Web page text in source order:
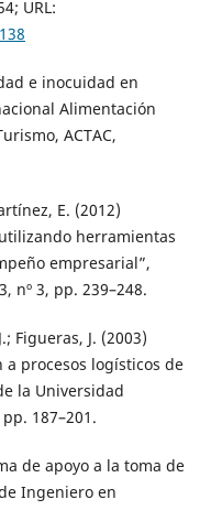
URL:
e inocuidad en
Alimentación
ACTAC,
E. (2012)
herramientas
empresarial”,
nº 3, pp. 239–248.
Figueras, J. (2003)
a procesos logísticos de
la Universidad
187–201.
de apoyo a la toma de
Ingeniero en